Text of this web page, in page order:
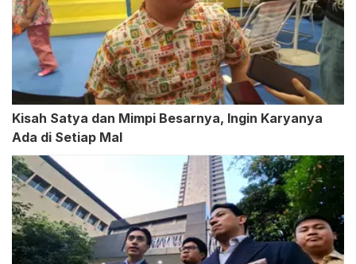
Kisah Satya dan Mimpi Besarnya, Ingin Karyanya
Ada di Setiap Mal